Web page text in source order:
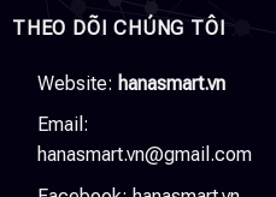
THEO DÕI CHÚNG TÔI
Website: hanasmart.vn
Email:
hanasmart.vn@gmail.com